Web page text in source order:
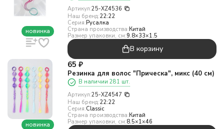
новинка
Артикул:25-XZ4536
Наш бренд:22:22
Серия:Русалка
Страна производства:Китай
Размер упаковки, см:9.8×33×1.5
В корзину
новинка
65 ₽
Резинка для волос "Прическа", микс (40 см)
В наличии 281 шт.
Артикул:25-XZ4547
Наш бренд:22:22
Серия:Classic
Страна производства:Китай
Размер упаковки, см:8.5×1×46